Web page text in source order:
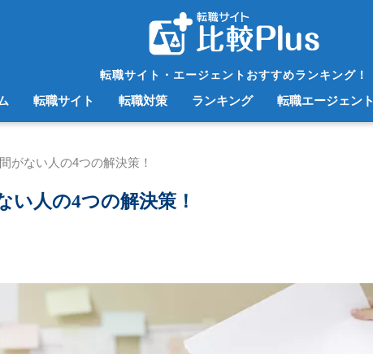
転職サイト・エージェントおすすめランキング！
転職サイト 転職対策 ランキング 転職エージェント
がない人の4つの解決策！
い人の4つの解決策！